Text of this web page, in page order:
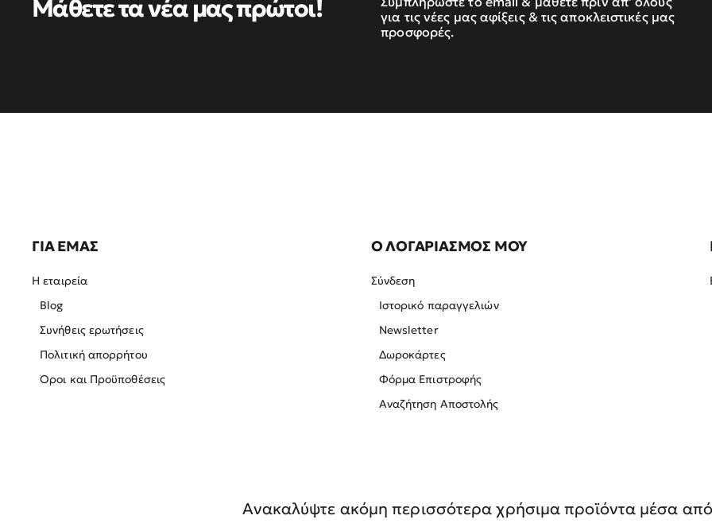
Μάθετε τα νέα μας πρώτοι!
για τις νέες μας αφίξεις & τις αποκλειστικές μας
προσφορές.
ΓΙΑ ΕΜΑΣ
Η εταιρεία
Blog
Συνήθεις ερωτήσεις
Πολιτική απορρήτου
Όροι και Προϋποθέσεις
Ο ΛΟΓΑΡΙΑΣΜΟΣ ΜΟΥ
Σύνδεση
Ιστορικό παραγγελιών
Newsletter
Δωροκάρτες
Φόρμα Επιστροφής
Αναζήτηση Αποστολής
Ανακαλύψτε ακόμη περισσότερα χρήσιμα προϊόντα μέσα